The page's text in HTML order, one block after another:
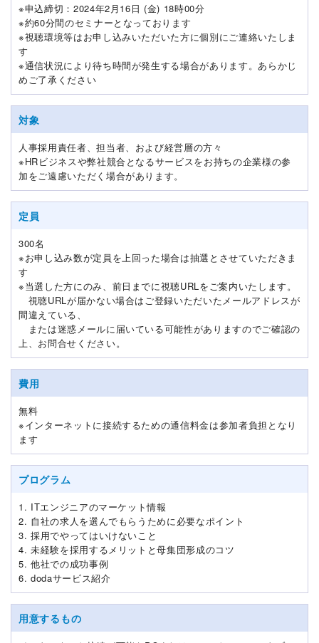
※申込締切：2024年2月16日 (金) 18時00分
※約60分間のセミナーとなっております
※視聴環境等はお申し込みいただいた方に個別にご連絡いたしま
す
※通信状況により待ち時間が発生する場合があります。あらかじ
めご了承ください
対象
人事採用責任者、担当者、および経営層の方々
※HRビジネスや弊社競合となるサービスをお持ちの企業様の参
加をご遠慮いただく場合があります。
定員
300名
※お申し込み数が定員を上回った場合は抽選とさせていただきま
す
※当選した方にのみ、前日までに視聴URLをご案内いたします。
視聴URLが届かない場合はご登録いただいたメールアドレスが
間違えている、
または迷惑メールに届いている可能性がありますのでご確認の
上、お問合せください。
費用
無料
※インターネットに接続するための通信料金は参加者負担となり
ます
プログラム
1. ITエンジニアのマーケット情報
2. 自社の求人を選んでもらうために必要なポイント
3. 採用でやってはいけないこと
4. 未経験を採用するメリットと母集団形成のコツ
5. 他社での成功事例
6. dodaサービス紹介
用意するもの